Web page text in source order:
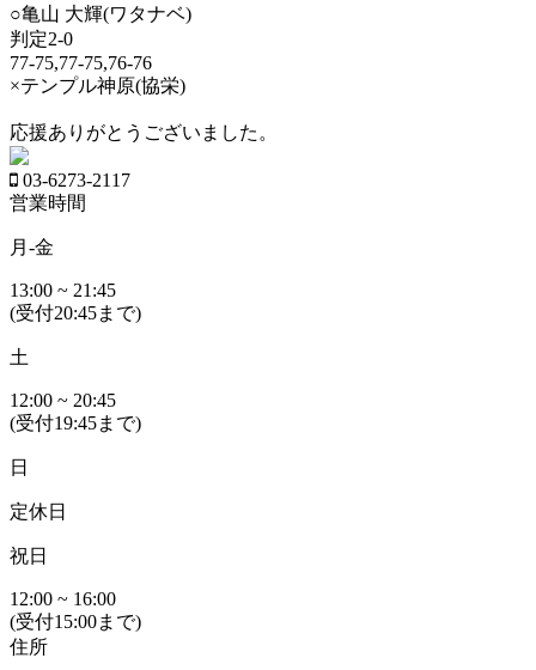
○亀山 大輝(ワタナベ)
判定2-0
77-75,77-75,76-76
×テンプル神原(協栄)
応援ありがとうございました。
03-6273-2117
営業時間
月-金
13:00 ~ 21:45
(受付20:45まで)
土
12:00 ~ 20:45
(受付19:45まで)
日
定休日
祝日
12:00 ~ 16:00
(受付15:00まで)
住所